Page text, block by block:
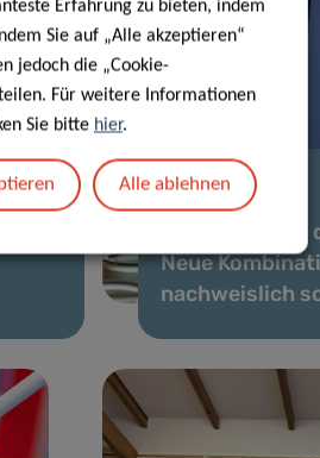
16 Apr. 2024
Durchbruch
Neue
nachweislich
Erfahrung zu bieten, indem
Sie auf „Alle akzeptieren“
jedoch die „Cookie-
Für weitere Informationen
Sie bitte hier.
Alle ablehnen